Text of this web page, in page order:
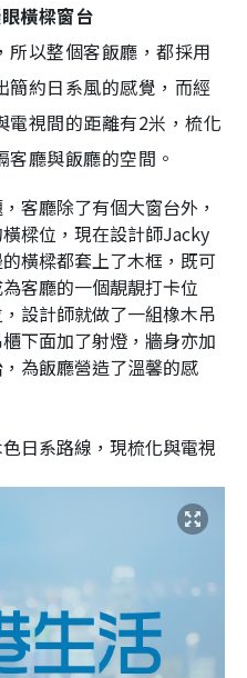
橫樑窗台
所以整個客飯廳，都採用
簡約日系風的感覺，而經
電視間的距離有2米，梳化
廳與飯廳的空間。
客廳除了有個大窗台外，
樑位，現在設計師Jacky
橫樑都套上了木框，既可
客廳的一個靚靚打卡位
設計師就做了一組橡木吊
下面加了射燈，牆身亦加
為飯廳營造了溫馨的感
日系路線，現梳化與電視